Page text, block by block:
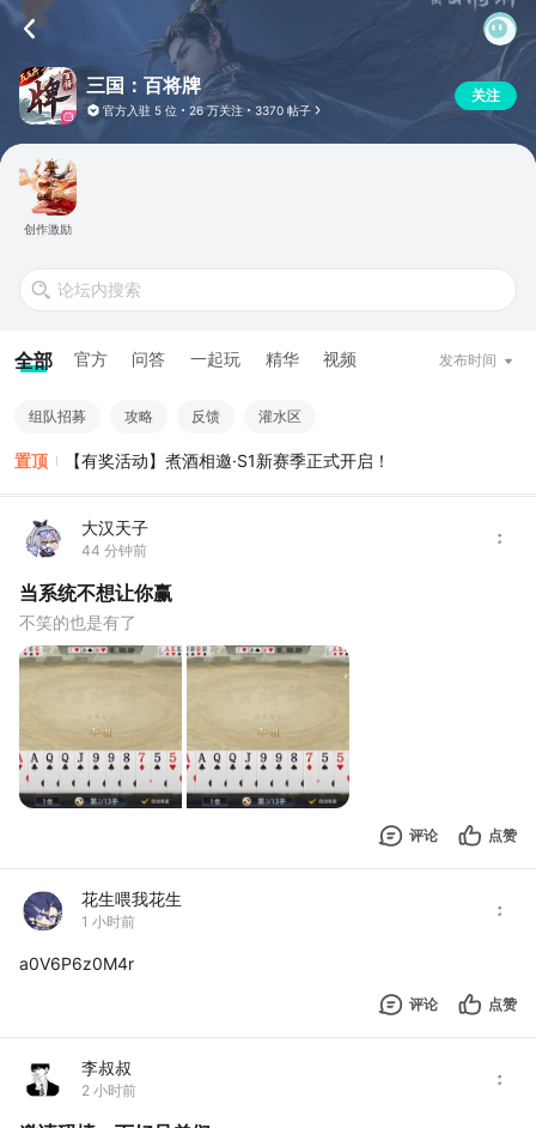
三国：百将牌
官方入驻 5 位 26 万关注 3370 帖子
关注
创作激励
全部 官方 问答 一起玩 精华 视频 发布时间
组队招募 攻略 反馈 灌水区
置顶 【有奖活动】煮酒相邀·S1新赛季正式开启！
大汉天子
44 分钟前
当系统不想让你赢
不笑的也是有了
评论 点赞
花生喂我花生
1 小时前
a0V6P6z0M4r
评论 点赞
李叔叔
2 小时前